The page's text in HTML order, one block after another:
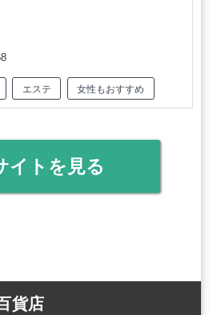
エステ 女性もおすすめ
イトを見る
貨店